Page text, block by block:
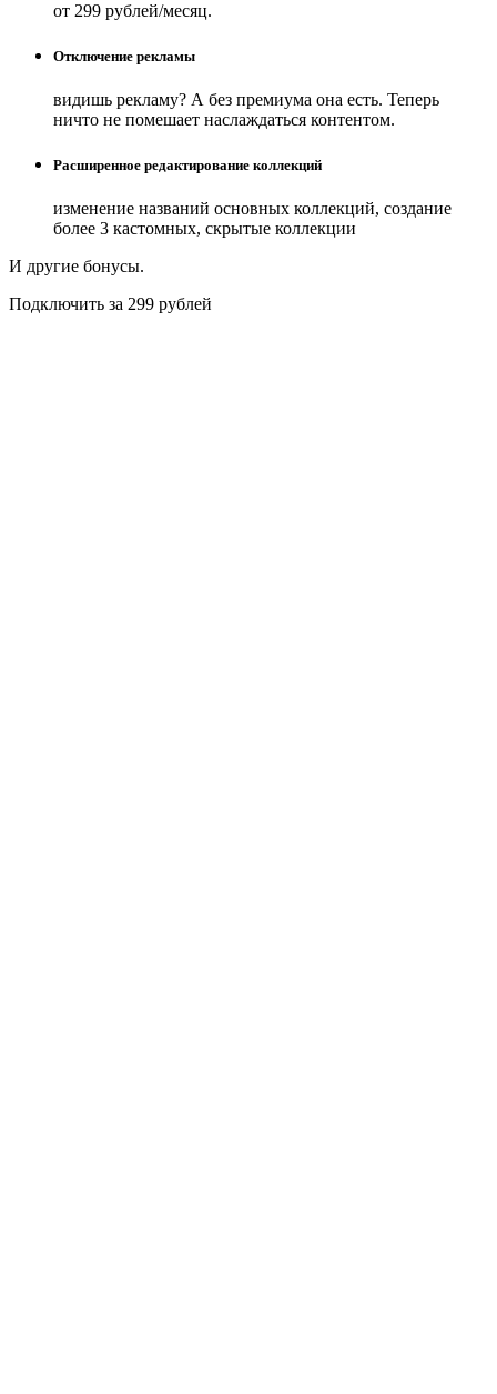
от 299 рублей/месяц.
Отключение рекламы
видишь рекламу? А без премиума она есть. Теперь
ничто не помешает наслаждаться контентом.
Расширенное редактирование коллекций
изменение названий основных коллекций, создание
более 3 кастомных, скрытые коллекции
И другие бонусы.
Подключить за 299 рублей